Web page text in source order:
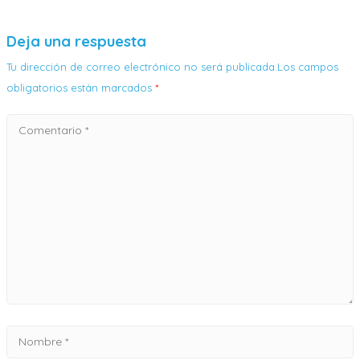
Deja una respuesta
Tu dirección de correo electrónico no será publicada.Los campos
obligatorios están marcados *